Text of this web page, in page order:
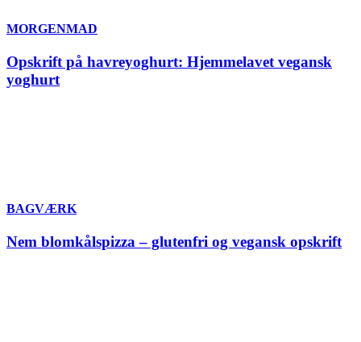
MORGENMAD
Opskrift på havreyoghurt: Hjemmelavet vegansk
yoghurt
BAGVÆRK
Nem blomkålspizza – glutenfri og vegansk opskrift